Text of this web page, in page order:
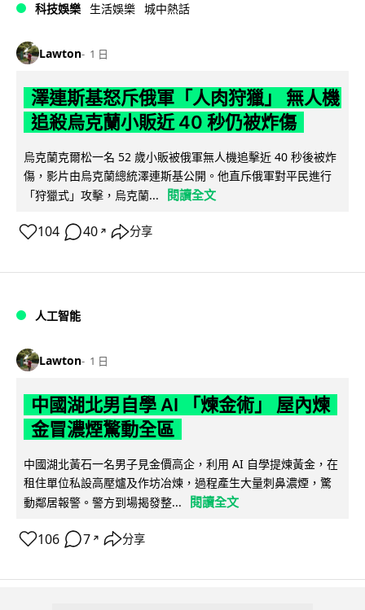
科技娛樂 生活娛樂 城中熱話
Lawton 1 日
澤連斯基怒斥俄軍「人肉狩獵」 無人機
追殺烏克蘭小販近 40 秒仍被炸傷
烏克蘭克爾松一名 52 歲小販被俄軍無人機追擊近 40 秒後被炸
傷，影片由烏克蘭總統澤連斯基公開。他直斥俄軍對平民進行
「狩獵式」攻擊，烏克蘭...
閱讀全文
104 40 ↗ 分享
人工智能
Lawton 1 日
中國湖北男自學 AI 「煉金術」 屋內煉
金冒濃煙驚動全區
中國湖北黃石一名男子見金價高企，利用 AI 自學提煉黃金，在
租住單位私設高壓爐及作坊冶煉，過程產生大量刺鼻濃煙，驚
動鄰居報警。警方到場揭發整...
閱讀全文
106 7 ↗ 分享